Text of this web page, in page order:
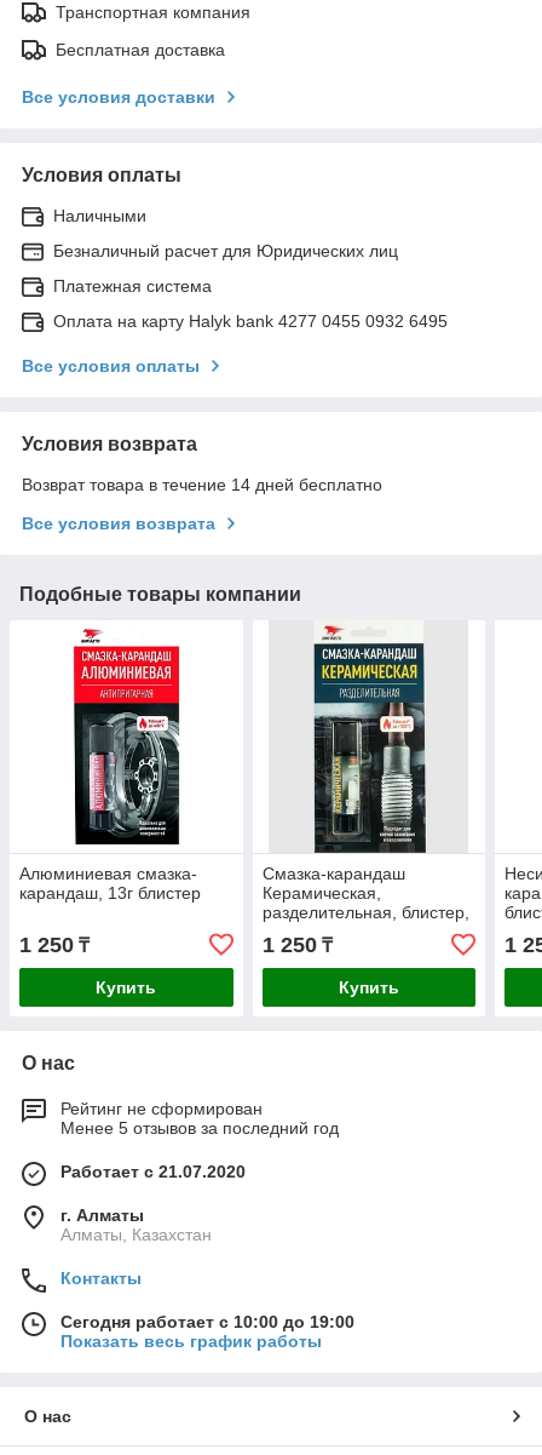
Транспортная компания
Бесплатная доставка
Все условия доставки
Условия оплаты
Наличными
Безналичный расчет для Юридических лиц
Платежная система
Оплата на карту Halyk bank 4277 0455 0932 6495
Все условия оплаты
Условия возврата
Возврат товара в течение 14 дней бесплатно
Все условия возврата
Подобные товары компании
Алюминиевая смазка-
карандаш, 13г блистер
1 250 ₸
Купить
Смазка-карандаш
Керамическая,
разделительная, блистер,
1 250₸
Купить
1
О нас
Рейтинг не сформирован
Менее 5 отзывов за последний год
Работает с 21.07.2020
г. Алматы
Алматы, Казахстан
Контакты
Сегодня работает с 10:00 до 19:00
Показать весь график работы
О нас